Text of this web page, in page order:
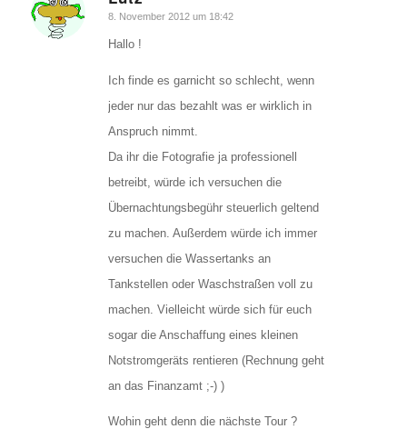
sagte:
8. November 2012 um 18:42
Hallo !
Ich finde es garnicht so schlecht, wenn
jeder nur das bezahlt was er wirklich in
Anspruch nimmt.
Da ihr die Fotografie ja professionell
betreibt, würde ich versuchen die
Übernachtungsbegühr steuerlich geltend
zu machen. Außerdem würde ich immer
versuchen die Wassertanks an
Tankstellen oder Waschstraßen voll zu
machen. Vielleicht würde sich für euch
sogar die Anschaffung eines kleinen
Notstromgeräts rentieren (Rechnung geht
an das Finanzamt ;-) )
Wohin geht denn die nächste Tour ?